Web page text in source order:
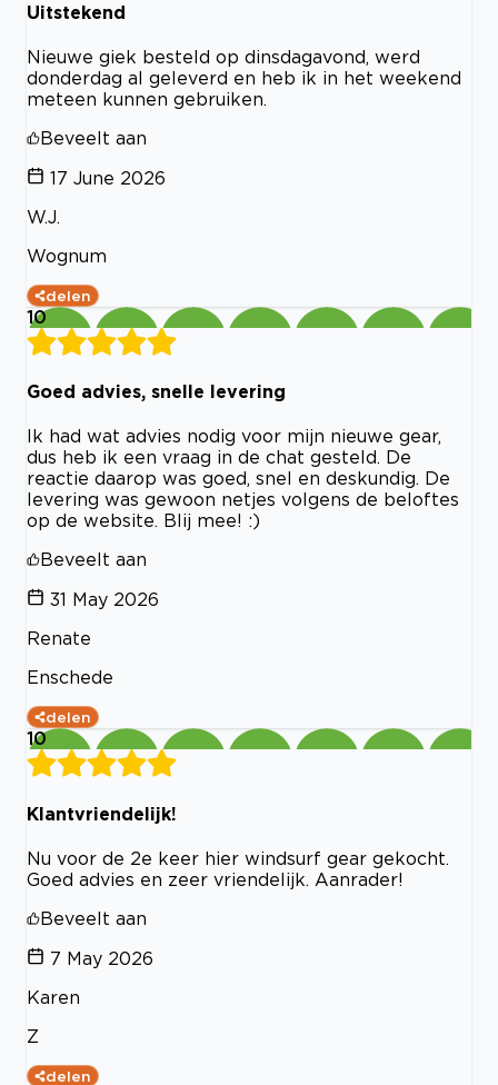
Uitstekend
Nieuwe giek besteld op dinsdagavond, werd
donderdag al geleverd en heb ik in het weekend
meteen kunnen gebruiken.
Beveelt aan
17 June 2026
W.J.
Wognum
delen
10
Goed advies, snelle levering
Ik had wat advies nodig voor mijn nieuwe gear,
dus heb ik een vraag in de chat gesteld. De
reactie daarop was goed, snel en deskundig. De
levering was gewoon netjes volgens de beloftes
op de website. Blij mee! :)
Beveelt aan
31 May 2026
Renate
Enschede
delen
10
Klantvriendelijk!
Nu voor de 2e keer hier windsurf gear gekocht.
Goed advies en zeer vriendelijk. Aanrader!
Beveelt aan
7 May 2026
Karen
Z
delen